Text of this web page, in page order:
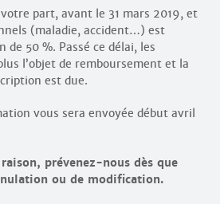
part, avant le 31 mars 2019, et
(maladie, accident…) est
de 50 %. Passé ce délai, les
l’objet de remboursement et la
est due.
vous sera envoyée début avril
prévenez-nous dès que
ou de modification.